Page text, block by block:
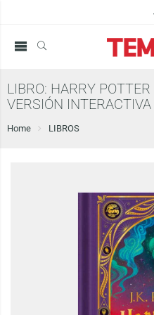
VISÍTANOS
LIBRO: HARRY
VERSIÓN INTERACTIVA
Home LIBROS